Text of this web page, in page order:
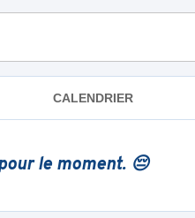
CALENDRIER
le moment. 😔